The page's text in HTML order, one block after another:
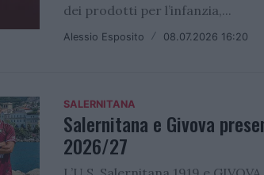
dei prodotti per l’infanzia,...
Alessio Esposito / 08.07.2026 16:20
SALERNITANA
Salernitana e Givova
2026/27